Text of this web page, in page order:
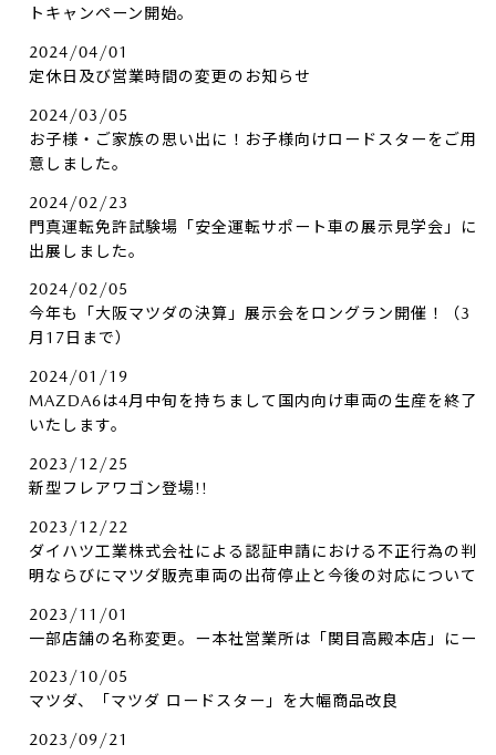
トキャンペーン開始。
2024/04/01
定休日及び営業時間の変更のお知らせ
2024/03/05
お子様・ご家族の思い出に！お子様向けロードスターをご用
意しました。
2024/02/23
門真運転免許試験場「安全運転サポート車の展示見学会」に
出展しました。
2024/02/05
今年も「大阪マツダの決算」展示会をロングラン開催！（3
月17日まで）
2024/01/19
MAZDA6は4月中旬を持ちまして国内向け車両の生産を終了
いたします。
2023/12/25
新型フレアワゴン登場!!
2023/12/22
ダイハツ工業株式会社による認証申請における不正行為の判
明ならびにマツダ販売車両の出荷停止と今後の対応について
2023/11/01
一部店舗の名称変更。ー本社営業所は「関目高殿本店」にー
2023/10/05
マツダ、「マツダ ロードスター」を大幅商品改良
2023/09/21